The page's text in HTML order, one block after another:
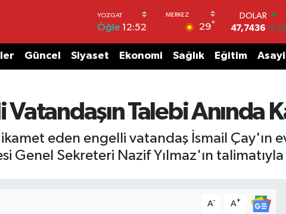
Öğle 12:52 29°
DOLAR
47,7436 0.18
55,2510
6660.55
0.03
BİST100
BITCOIN
64.959,79
Güncel Siyaset Ekonomi Sağlık Eğitim
Talebi Anında
eden engelli vatandaş İsmail Çay'ın
Genel Sekreteri Nazif Yılmaz'ın
A- A+